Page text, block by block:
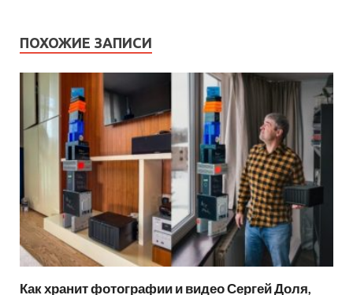
ПОХОЖИЕ ЗАПИСИ
Как хранит фотографии и видео Сергей Доля,